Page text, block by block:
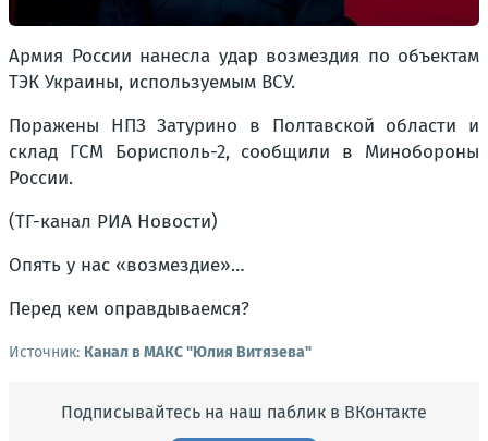
Армия России нанесла удар возмездия по объектам
ТЭК Украины, используемым ВСУ.
Поражены НПЗ Затурино в Полтавской области и
склад ГСМ Борисполь-2, сообщили в Минобороны
России.
(ТГ-канал РИА Новости)
Опять у нас «возмездие»…
Перед кем оправдываемся?
Источник: Канал в МАКС "Юлия Витязева"
Подписывайтесь на наш паблик в ВКонтакте